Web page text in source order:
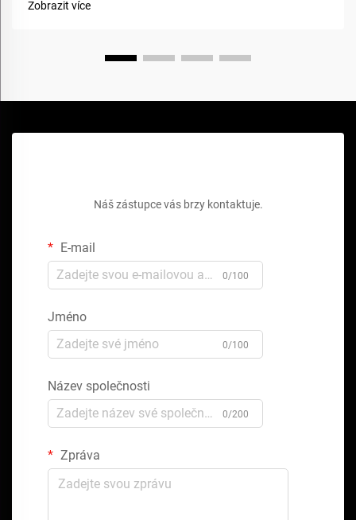
Zobrazit více
Náš zástupce vás brzy kontaktuje.
E-mail
0/100
Jméno
0/100
Název společnosti
0/200
Zpráva